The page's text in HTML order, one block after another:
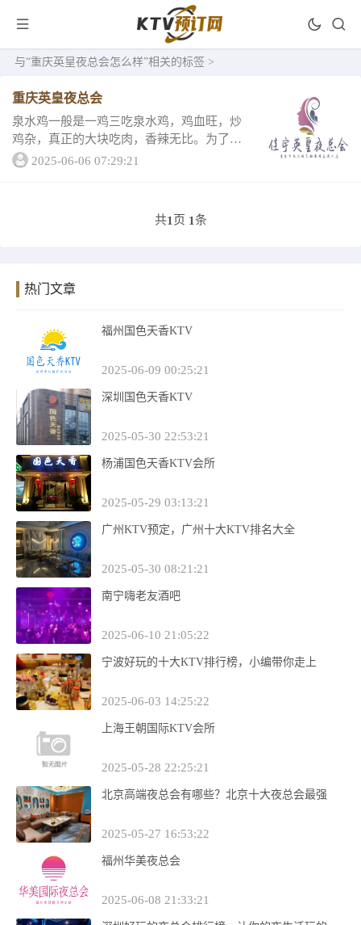
与“重庆英皇夜总会怎么样”相关的标签 >
重庆英皇夜总会
泉水鸡一般是一鸡三吃泉水鸡，鸡血旺，炒
鸡杂，真正的大块吃肉，香辣无比。为了更
好的推广泉水鸡文化， 重庆 南岸区政府每年
2025-06-06 07:29:21
共1 页 1条
热门文章
福州国色天香KTV
2025-06-09 00:25:21
深圳国色天香KTV
2025-05-30 22:53:21
杨浦国色天香KTV会所
2025-05-29 03:13:21
广州KTV预定，广州十大KTV排名大全
2025-05-30 08:21:21
南宁嗨老友酒吧
2025-06-10 21:05:22
宁波好玩的十大KTV排行榜，小编带你走上
2025-06-03 14:25:22
上海王朝国际KTV会所
2025-05-28 22:25:21
北京高端夜总会有哪些？北京十大夜总会最强
2025-05-27 16:53:22
福州华美夜总会
2025-06-08 21:33:21